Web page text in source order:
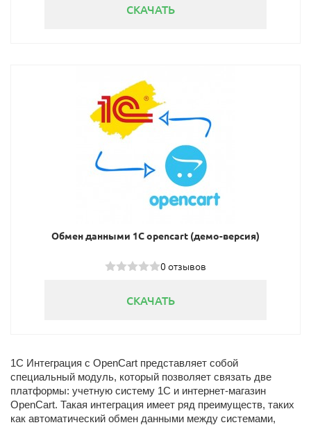
СКАЧАТЬ
Обмен данными 1С opencart (демо-версия)
0 отзывов
СКАЧАТЬ
1С Интеграция с OpenCart представляет собой
специальный модуль, который позволяет связать две
платформы: учетную систему 1С и интернет-магазин
OpenCart. Такая интеграция имеет ряд преимуществ, таких
как автоматический обмен данными между системами,